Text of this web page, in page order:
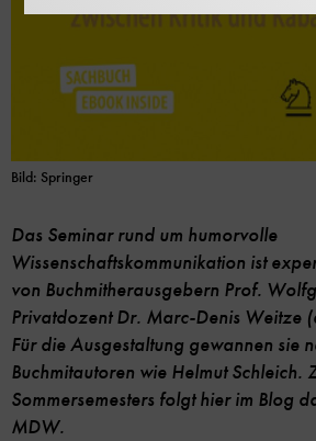
Bild: Springer
Das Seminar rund um humorvolle
Wissenschaftskommunikation ist
von Buchmitherausgebern Prof.
Privatdozent Dr. Marc-Denis Weitze
Für die Ausgestaltung gewannen sie
Buchmitautoren wie Helmut Schleich.
Sommersemesters folgt hier im Blog
MDW.